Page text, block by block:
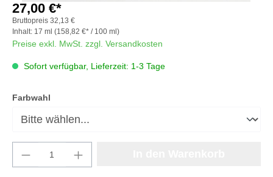
27,00 €*
Inhalt: 17 ml (158,82 €* / 100 ml)
Bruttopreis 32,13 €
Preise exkl. MwSt. zzgl. Versandkosten
Sofort verfügbar, Lieferzeit: 1-3 Tage
Farbwahl
Produkt Anzahl: Gib den gewünschten